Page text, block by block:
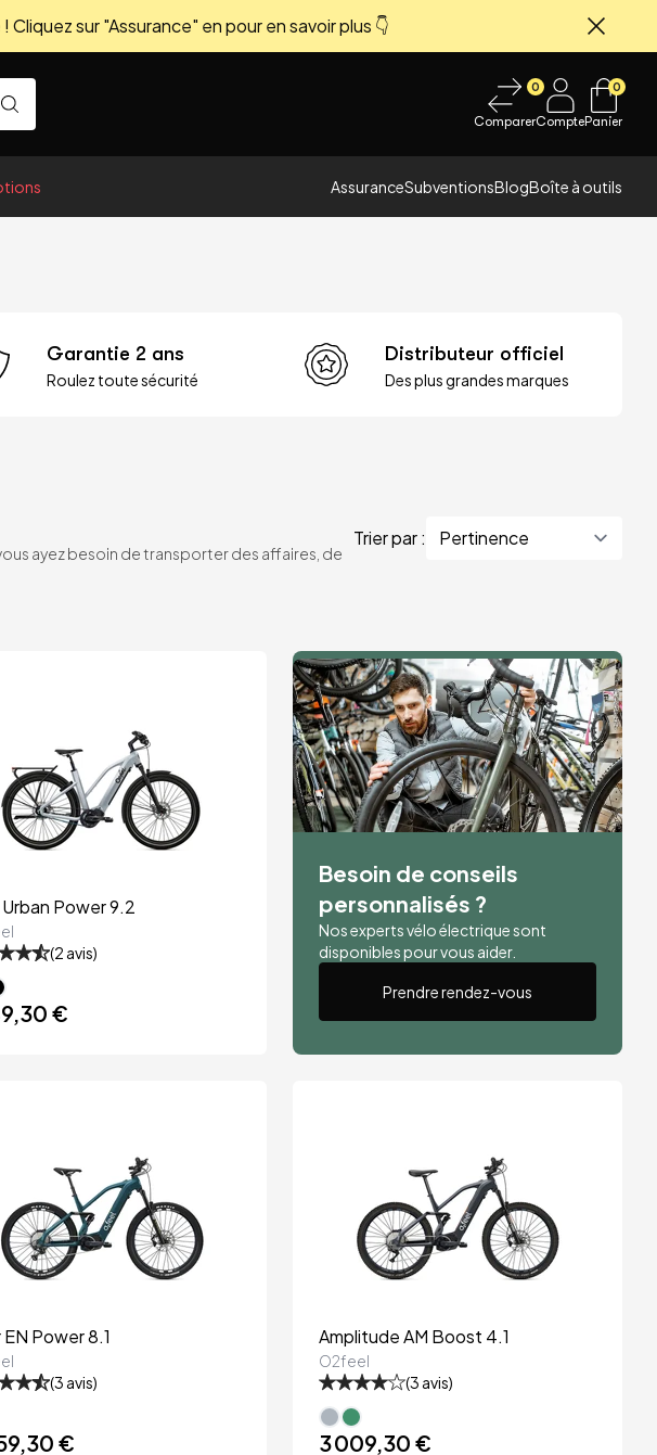
sur "Assurance" en pour en savoir plus 👇
0
ComparerCompte
0
Panier
AssuranceSubventionsBlogBoîte à outils
Garantie 2 ans
Roulez toute sécurité
Distributeur officiel
Des plus grandes marques
ayez besoin de transporter des affaires, de
Trier par :
Urban Power 9.2
(2 avis)
€
Besoin de conseils
personnalisés ?
Nos experts vélo électrique sont
disponibles pour vous aider.
Prendre rendez-vous
EN Power 8.1
(3 avis)
€
Amplitude AM Boost 4.1
O2feel
(3 avis)
3 009,30 €